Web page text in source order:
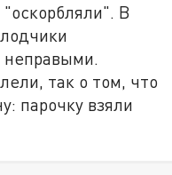
В
неправыми.
так о том, что
парочку взяли